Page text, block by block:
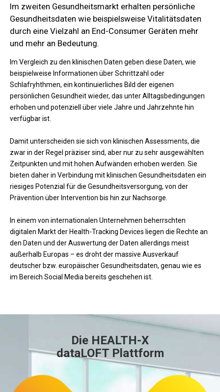
Im zweiten Gesundheitsmarkt erhalten persönliche
Gesundheitsdaten wie beispielsweise Vitalitätsdaten
durch eine Vielzahl an End-Consumer Geräten mehr
und mehr an Bedeutung.
Im Vergleich zu den klinischen Daten geben diese Daten, wie
beispielweise Informationen über Schrittzahl oder
Schlafryhthmen, ein kontinuierliches Bild der eigenen
persönlichen Gesundheit wieder, das unter Alltagsbedingungen
erhoben und potenziell über viele Jahre und Jahrzehnte hin
verfügbar ist.
Damit unterscheiden sie sich von klinischen Assessments, die
zwar in der Regel präziser sind, aber nur zu sehr ausgewählten
Zeitpunkten und mit hohen Aufwänden erhoben werden. Sie
bieten daher in Verbindung mit klinischen Gesundheitsdaten ein
riesiges Potenzial für die Gesundheitsversorgung, von der
Prävention über Intervention bis hin zur Nachsorge.
In einem von internationalen Unternehmen beherrschten
digitalen Markt der Health-Tracking Devices liegen die Rechte an
den Daten und der Auswertung der Daten allerdings meist
außerhalb Europas – es droht der massive Ausverkauf
deutscher bzw. europäischer Gesundheitsdaten, genau wie es
im Bereich Social Media bereits geschehen ist.
Die HEALTH-X
dataLOFT Plattform